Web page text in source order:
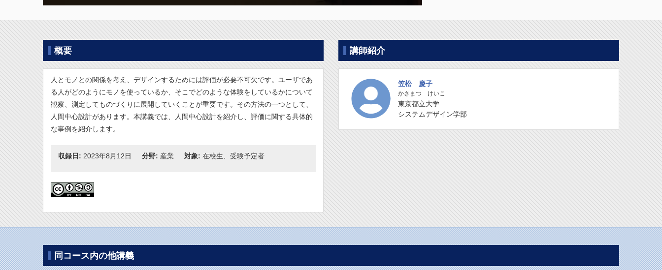
概要
人とモノとの関係を考え、デザインするためには評価が必要不可欠です。ユーザであ
る人がどのようにモノを使っているか、そこでどのような体験をしているかについて
観察、測定してものづくりに展開していくことが重要です。その方法の一つとして、
人間中心設計があります。本講義では、人間中心設計を紹介し、評価に関する具体的
な事例を紹介します。
収録日: 2023年8月12日 分野: 産業 対象: 在校生、受験予定者
講師紹介
笠松 慶子
かさまつ けいこ
東京都立大学
システムデザイン学部
同コース内の他講義